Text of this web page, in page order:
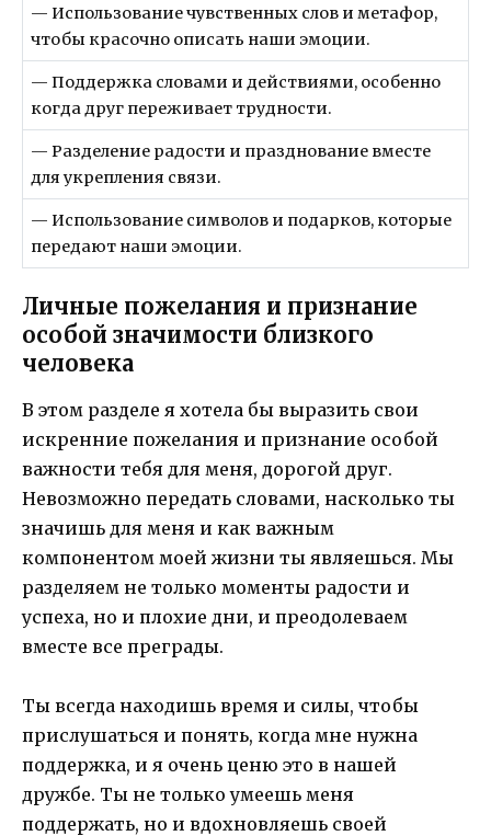
— Использование чувственных слов и метафор,
чтобы красочно описать наши эмоции.
— Поддержка словами и действиями, особенно
когда друг переживает трудности.
— Разделение радости и празднование вместе
для укрепления связи.
— Использование символов и подарков, которые
передают наши эмоции.
Личные пожелания и признание
особой значимости близкого
человека
В этом разделе я хотела бы выразить свои
искренние пожелания и признание особой
важности тебя для меня, дорогой друг.
Невозможно передать словами, насколько ты
значишь для меня и как важным
компонентом моей жизни ты являешься. Мы
разделяем не только моменты радости и
успеха, но и плохие дни, и преодолеваем
вместе все преграды.
Ты всегда находишь время и силы, чтобы
прислушаться и понять, когда мне нужна
поддержка, и я очень ценю это в нашей
дружбе. Ты не только умеешь меня
поддержать, но и вдохновляешь своей